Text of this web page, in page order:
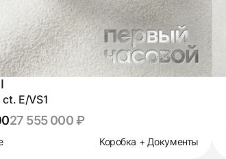
E/VS1
27 555 000 ₽
Коробка + Документы